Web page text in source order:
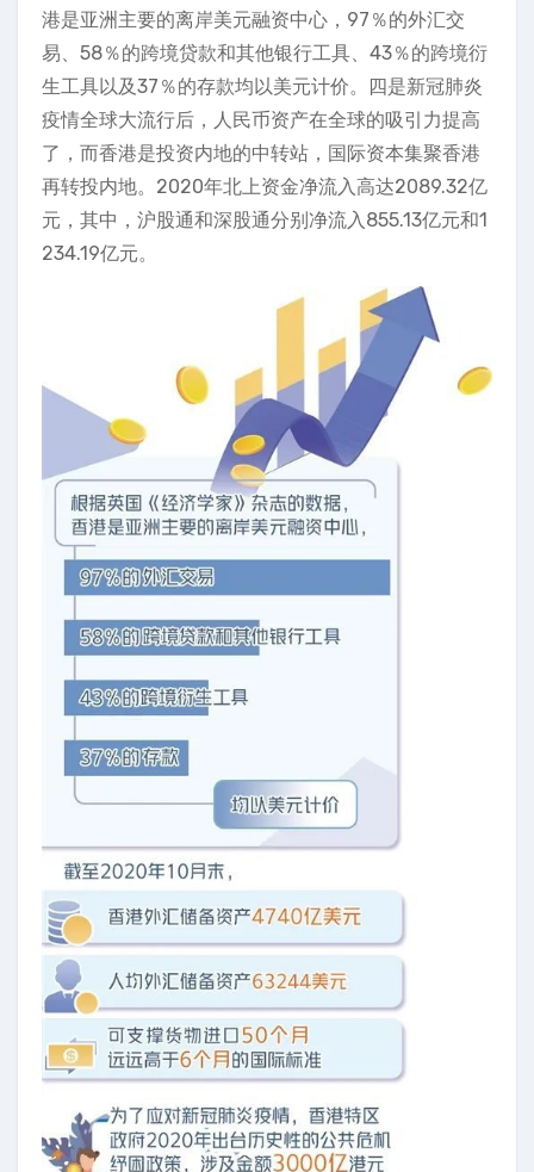
港是亚洲主要的离岸美元融资中心，97％的外汇交
易、58％的跨境贷款和其他银行工具、43％的跨境衍
生工具以及37％的存款均以美元计价。四是新冠肺炎
疫情全球大流行后，人民币资产在全球的吸引力提高
了，而香港是投资内地的中转站，国际资本集聚香港
再转投内地。2020年北上资金净流入高达2089.32亿
元，其中，沪股通和深股通分别净流入855.13亿元和1
234.19亿元。